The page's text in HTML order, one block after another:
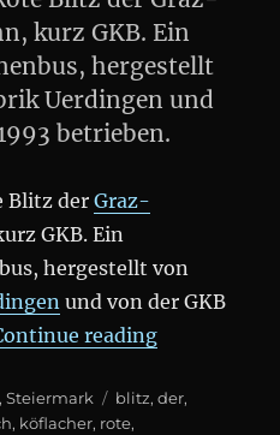
kurz GKB. Ein
hergestellt
Uerdingen und
betrieben.
Blitz derGraz-
GKB. Ein
hergestellt von
und von der GKB
reading„Der Rote
,Steiermark Tags
blitz,der,
, köflacher, rote,